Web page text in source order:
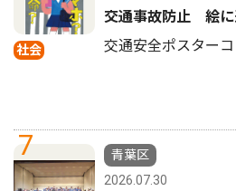
社会
交通事故防止 絵に
交通安全ポスター
7
青葉区
2026.07.30